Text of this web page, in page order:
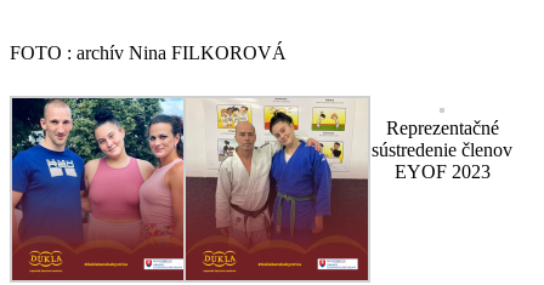
FOTO : archív Nina FILKOROVÁ
Reprezentačné
sústredenie členov
EYOF 2023